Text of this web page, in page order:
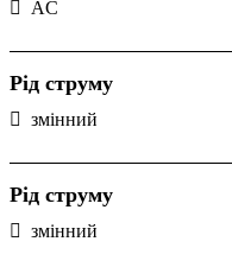
Vector
Volta, Golf, Vector, Univers
AC
Рід струму
змінний
Рід струму
змінний